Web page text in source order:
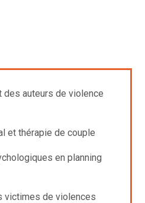
des auteurs de violence
et thérapie de couple
en planning
victimes de violences